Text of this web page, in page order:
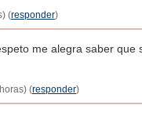
(responder)
me alegra saber que
(responder)